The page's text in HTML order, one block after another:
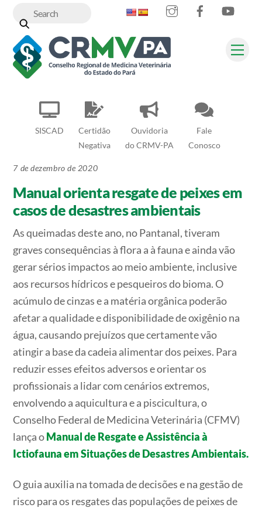
content
SISCAD
Certidão
Negativa
Ouvidoria
do CRMV-PA
Fale
Conosco
InstagramFacebook
7 de dezembro de 2020
Manual orienta resgate de peixes em
casos de desastres ambientais
As queimadas deste ano, no Pantanal, tiveram
graves consequências à flora a à fauna e ainda vão
gerar sérios impactos ao meio ambiente, inclusive
aos recursos hídricos e pesqueiros do bioma. O
acúmulo de cinzas e a matéria orgânica poderão
afetar a qualidade e disponibilidade de oxigênio na
água, causando prejuízos que certamente vão
atingir a base da cadeia alimentar dos peixes. Para
reduzir esses efeitos adversos e orientar os
profissionais a lidar com cenários extremos,
envolvendo a aquicultura e a piscicultura, o
Conselho Federal de Medicina Veterinária (CFMV)
lança oManual de Resgate e Assistência à
Ictiofauna em Situações de Desastres Ambientais.
O guia auxilia na tomada de decisões e na gestão de
risco para os resgates das populações de peixes de